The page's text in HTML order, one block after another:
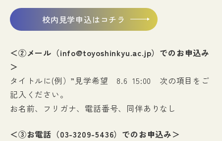
校内見学申込はコチラ
＜②メール（info@toyoshinkyu.ac.jp）でのお申込み
＞
タイトルに(例）”見学希望 8.6 15:00 次の項目をご
記入ください。
お名前、フリガナ、電話番号、同伴ありなし
＜③お電話（03-3209-5436）でのお申込み＞